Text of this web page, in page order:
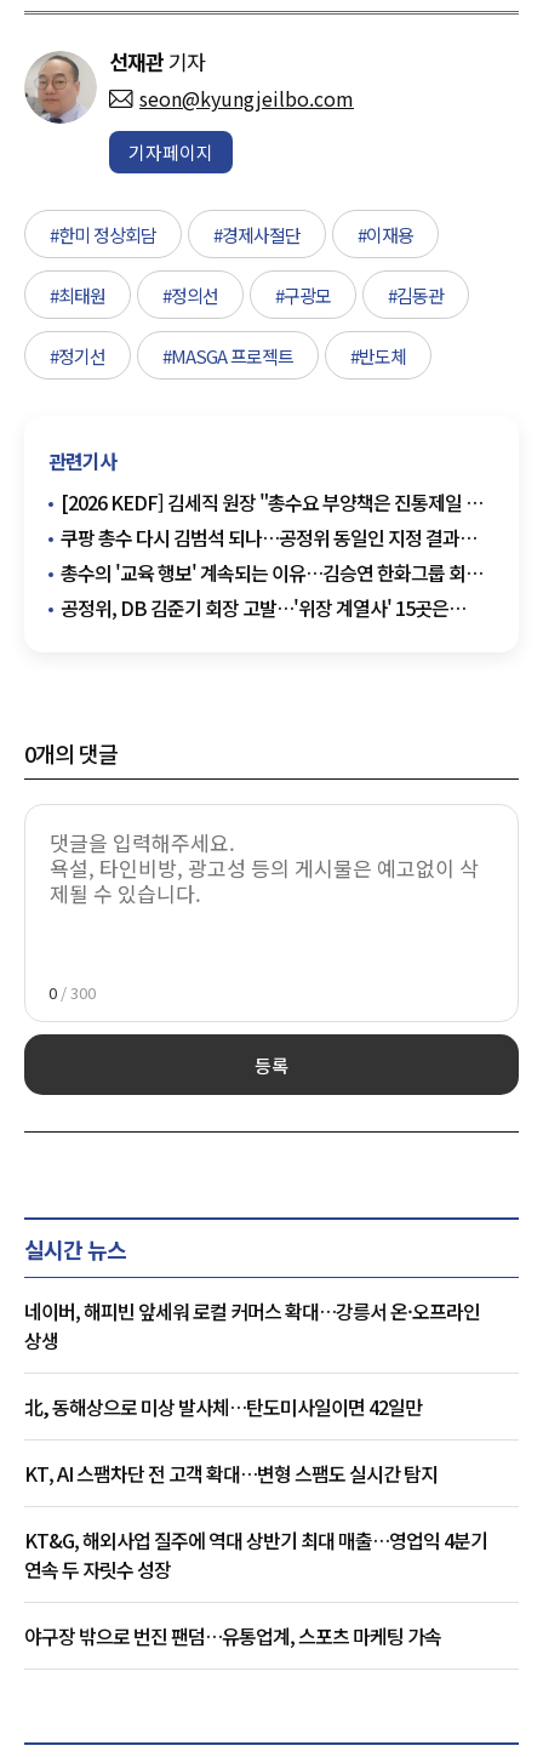
선재관 기자
seon@kyungjeilbo.com
기자페이지
#한미 정상회담 #경제사절단 #이재용
#최태원 #정의선 #구광모 #김동관
#정기선 #MASGA 프로젝트 #반도체
관련기사
[2026 KEDF] 김세직 원장 "총수요 부양책은 진통제일 뿐,
'아이디어 주도 성장'으로 체질 바꿔야"
쿠팡 총수 다시 김범석 되나…공정위 동일인 지정 결과
주목
총수의 '교육 행보' 계속되는 이유…김승연 한화그룹 회장,
인재 투자 메시지 재확인
공정위, DB 김준기 회장 고발…'위장 계열사' 15곳은
0개의 댓글
0 / 300
등록
실시간 뉴스
네이버, 해피빈 앞세워 로컬 커머스 확대…강릉서 온·오프라인
상생
北, 동해상으로 미상 발사체…탄도미사일이면 42일만
KT, AI 스팸차단 전 고객 확대…변형 스팸도 실시간 탐지
KT&G, 해외사업 질주에 역대 상반기 최대 매출…영업익 4분기
연속 두 자릿수 성장
야구장 밖으로 번진 팬덤…유통업계, 스포츠 마케팅 가속